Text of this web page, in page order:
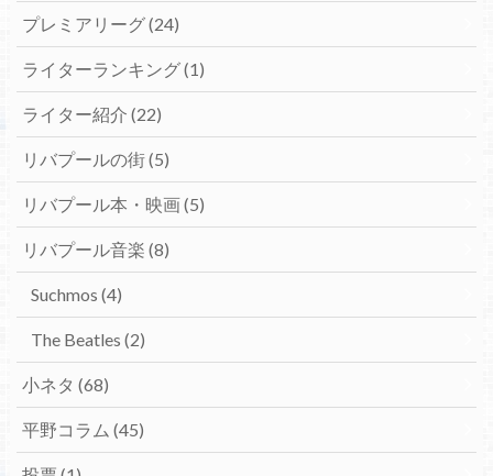
プレミアリーグ(24)
ライターランキング(1)
ライター紹介 (22)
リバプールの街(5)
リバプール本・映画(5)
リバプール音楽 (8)
Suchmos (4)
The Beatles (2)
小ネタ (68)
平野コラム (45)